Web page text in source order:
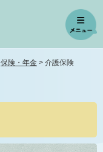
保険・年金 > 介護保険